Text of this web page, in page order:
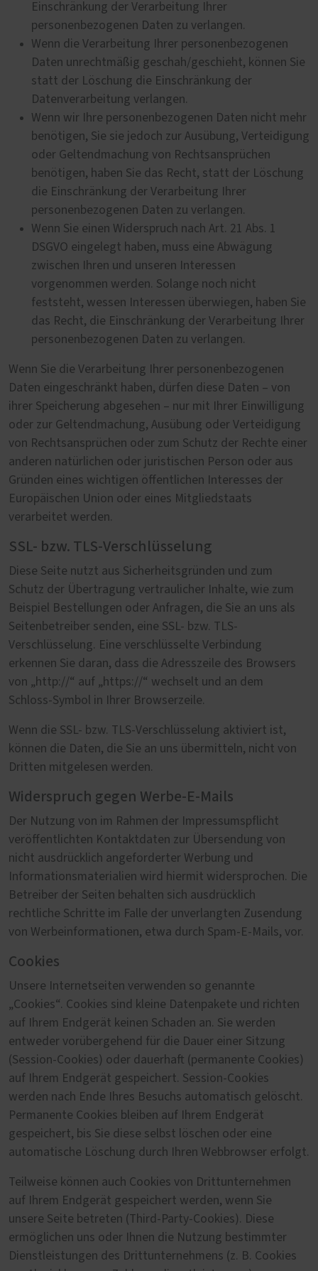
Einschränkung der Verarbeitung Ihrer
personenbezogenen Daten zu verlangen.
Wenn die Verarbeitung Ihrer personenbezogenen
Daten unrechtmäßig geschah/geschieht, können Sie
statt der Löschung die Einschränkung der
Datenverarbeitung verlangen.
Wenn wir Ihre personenbezogenen Daten nicht mehr
benötigen, Sie sie jedoch zur Ausübung, Verteidigung
oder Geltendmachung von Rechtsansprüchen
benötigen, haben Sie das Recht, statt der Löschung
die Einschränkung der Verarbeitung Ihrer
personenbezogenen Daten zu verlangen.
Wenn Sie einen Widerspruch nach Art. 21 Abs. 1
DSGVO eingelegt haben, muss eine Abwägung
zwischen Ihren und unseren Interessen
vorgenommen werden. Solange noch nicht
feststeht, wessen Interessen überwiegen, haben Sie
das Recht, die Einschränkung der Verarbeitung Ihrer
personenbezogenen Daten zu verlangen.
Wenn Sie die Verarbeitung Ihrer personenbezogenen
Daten eingeschränkt haben, dürfen diese Daten – von
ihrer Speicherung abgesehen – nur mit Ihrer Einwilligung
oder zur Geltendmachung, Ausübung oder Verteidigung
von Rechtsansprüchen oder zum Schutz der Rechte einer
anderen natürlichen oder juristischen Person oder aus
Gründen eines wichtigen öffentlichen Interesses der
Europäischen Union oder eines Mitgliedstaats
verarbeitet werden.
SSL- bzw. TLS-Verschlüsselung
Diese Seite nutzt aus Sicherheitsgründen und zum
Schutz der Übertragung vertraulicher Inhalte, wie zum
Beispiel Bestellungen oder Anfragen, die Sie an uns als
Seitenbetreiber senden, eine SSL- bzw. TLS-
Verschlüsselung. Eine verschlüsselte Verbindung
erkennen Sie daran, dass die Adresszeile des Browsers
von „http://“ auf „https://“ wechselt und an dem
Schloss-Symbol in Ihrer Browserzeile.
Wenn die SSL- bzw. TLS-Verschlüsselung aktiviert ist,
können die Daten, die Sie an uns übermitteln, nicht von
Dritten mitgelesen werden.
Widerspruch gegen Werbe-E-Mails
Der Nutzung von im Rahmen der Impressumspflicht
veröffentlichten Kontaktdaten zur Übersendung von
nicht ausdrücklich angeforderter Werbung und
Informationsmaterialien wird hiermit widersprochen. Die
Betreiber der Seiten behalten sich ausdrücklich
rechtliche Schritte im Falle der unverlangten Zusendung
von Werbeinformationen, etwa durch Spam-E-Mails, vor.
Cookies
Unsere Internetseiten verwenden so genannte
„Cookies“. Cookies sind kleine Datenpakete und richten
auf Ihrem Endgerät keinen Schaden an. Sie werden
entweder vorübergehend für die Dauer einer Sitzung
(Session-Cookies) oder dauerhaft (permanente Cookies)
auf Ihrem Endgerät gespeichert. Session-Cookies
werden nach Ende Ihres Besuchs automatisch gelöscht.
Permanente Cookies bleiben auf Ihrem Endgerät
gespeichert, bis Sie diese selbst löschen oder eine
automatische Löschung durch Ihren Webbrowser erfolgt.
Teilweise können auch Cookies von Drittunternehmen
auf Ihrem Endgerät gespeichert werden, wenn Sie
unsere Seite betreten (Third-Party-Cookies). Diese
ermöglichen uns oder Ihnen die Nutzung bestimmter
Dienstleistungen des Drittunternehmens (z. B. Cookies